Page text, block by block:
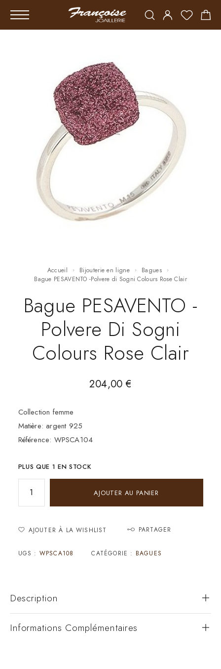
Accueil Bijouterie en ligne
Bagues
Bague PESAVENTO -Polvere di Sogni Colours Rose Clair
Bague PESAVENTO -
Polvere Di Sogni
Colours Rose Clair
204,00€
Collection femme
Matière: argent 925
Référence: WPSCA104
PLUS QUE 1 EN STOCK
AJOUTER AU PANIER
AJOUTER À LA WISHLIST PARTAGER
UGS : WPSCA108 CATÉGORIE : BAGUES
Description
Informations Complémentaires